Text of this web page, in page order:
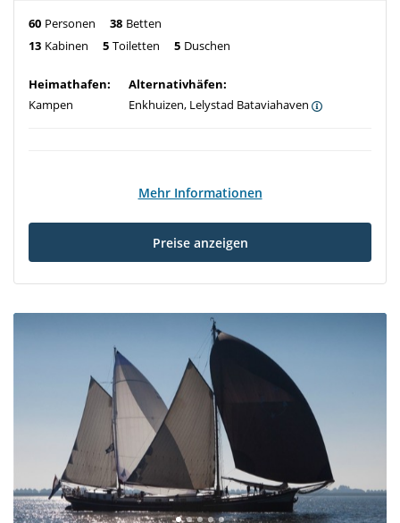
60 Personen 38 Betten
13 Kabinen 5 Toiletten 5 Duschen
Heimathafen:
Kampen
Alternativhäfen:
Enkhuizen, Lelystad Bataviahaven
Mehr Informationen
Preise anzeigen